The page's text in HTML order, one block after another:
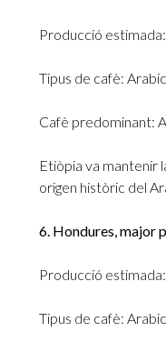
Producció
Tipus de cafè:
Cafè predominant:
Etiòpia va mantenir
origen històric del
6. Hondures, major
Producció
Tipus de cafè: